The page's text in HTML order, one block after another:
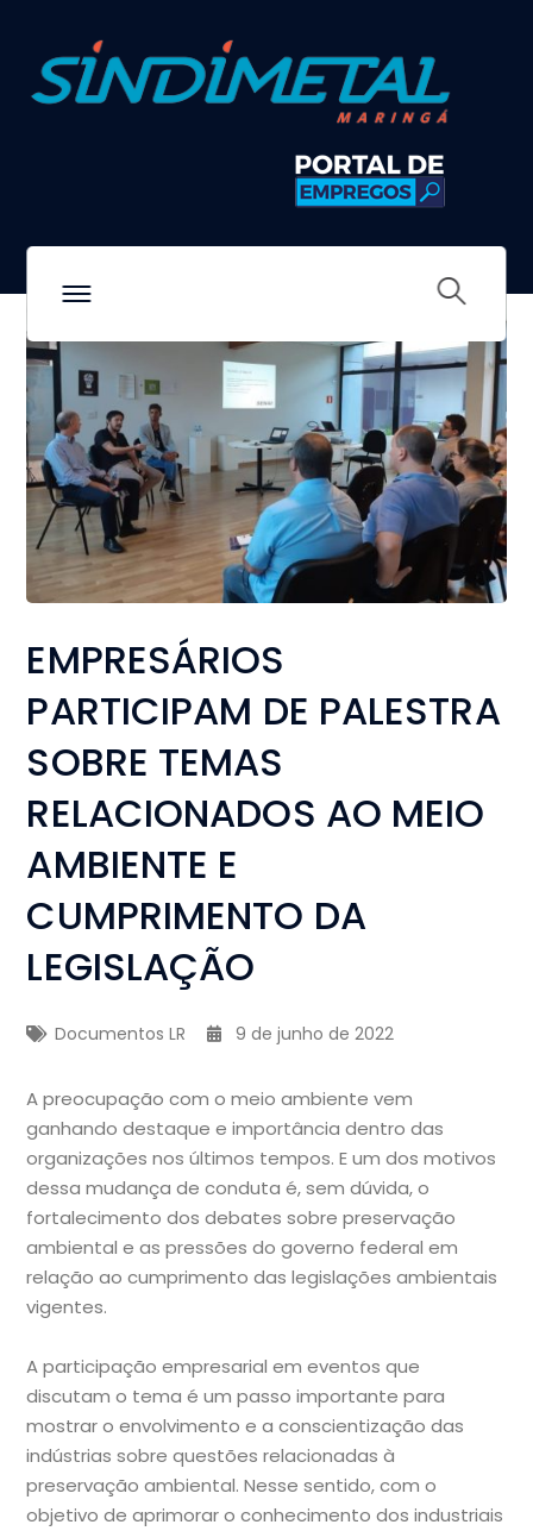
EMPRESÁRIOS
PARTICIPAM DE PALESTRA
SOBRE TEMAS
RELACIONADOS AO MEIO
AMBIENTE E
CUMPRIMENTO DA
LEGISLAÇÃO
Documentos LR 9 de junho de 2022
A preocupação com o meio ambiente vem
ganhando destaque e importância dentro das
organizações nos últimos tempos. E um dos motivos
dessa mudança de conduta é, sem dúvida, o
fortalecimento dos debates sobre preservação
ambiental e as pressões do governo federal em
relação ao cumprimento das legislações ambientais
vigentes.
A participação empresarial em eventos que
discutam o tema é um passo importante para
mostrar o envolvimento e a conscientização das
indústrias sobre questões relacionadas à
preservação ambiental. Nesse sentido, com o
objetivo de aprimorar o conhecimento dos industriais